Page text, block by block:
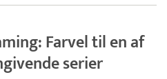
Farvel til en af
serier